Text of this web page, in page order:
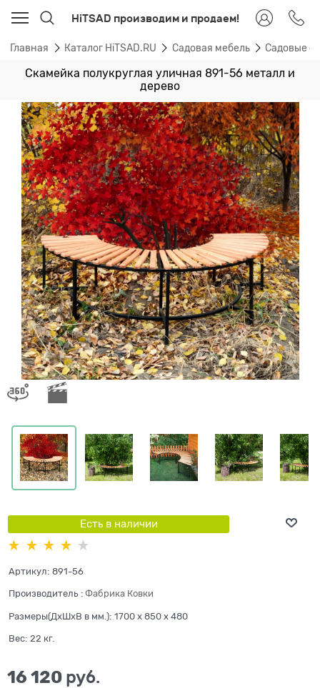
HiTSAD производим и продаем!
Главная Каталог HiTSAD.RU Садовая мебель Садовые
Скамейка полукруглая уличная 891-56 металл и
дерево
Есть в наличии
Артикул: 891-56
Производитель : Фабрика Ковки
Размеры(ДхШхВ в мм.): 1700 x 850 x 480
Вес: 22 кг.
16 120 руб.